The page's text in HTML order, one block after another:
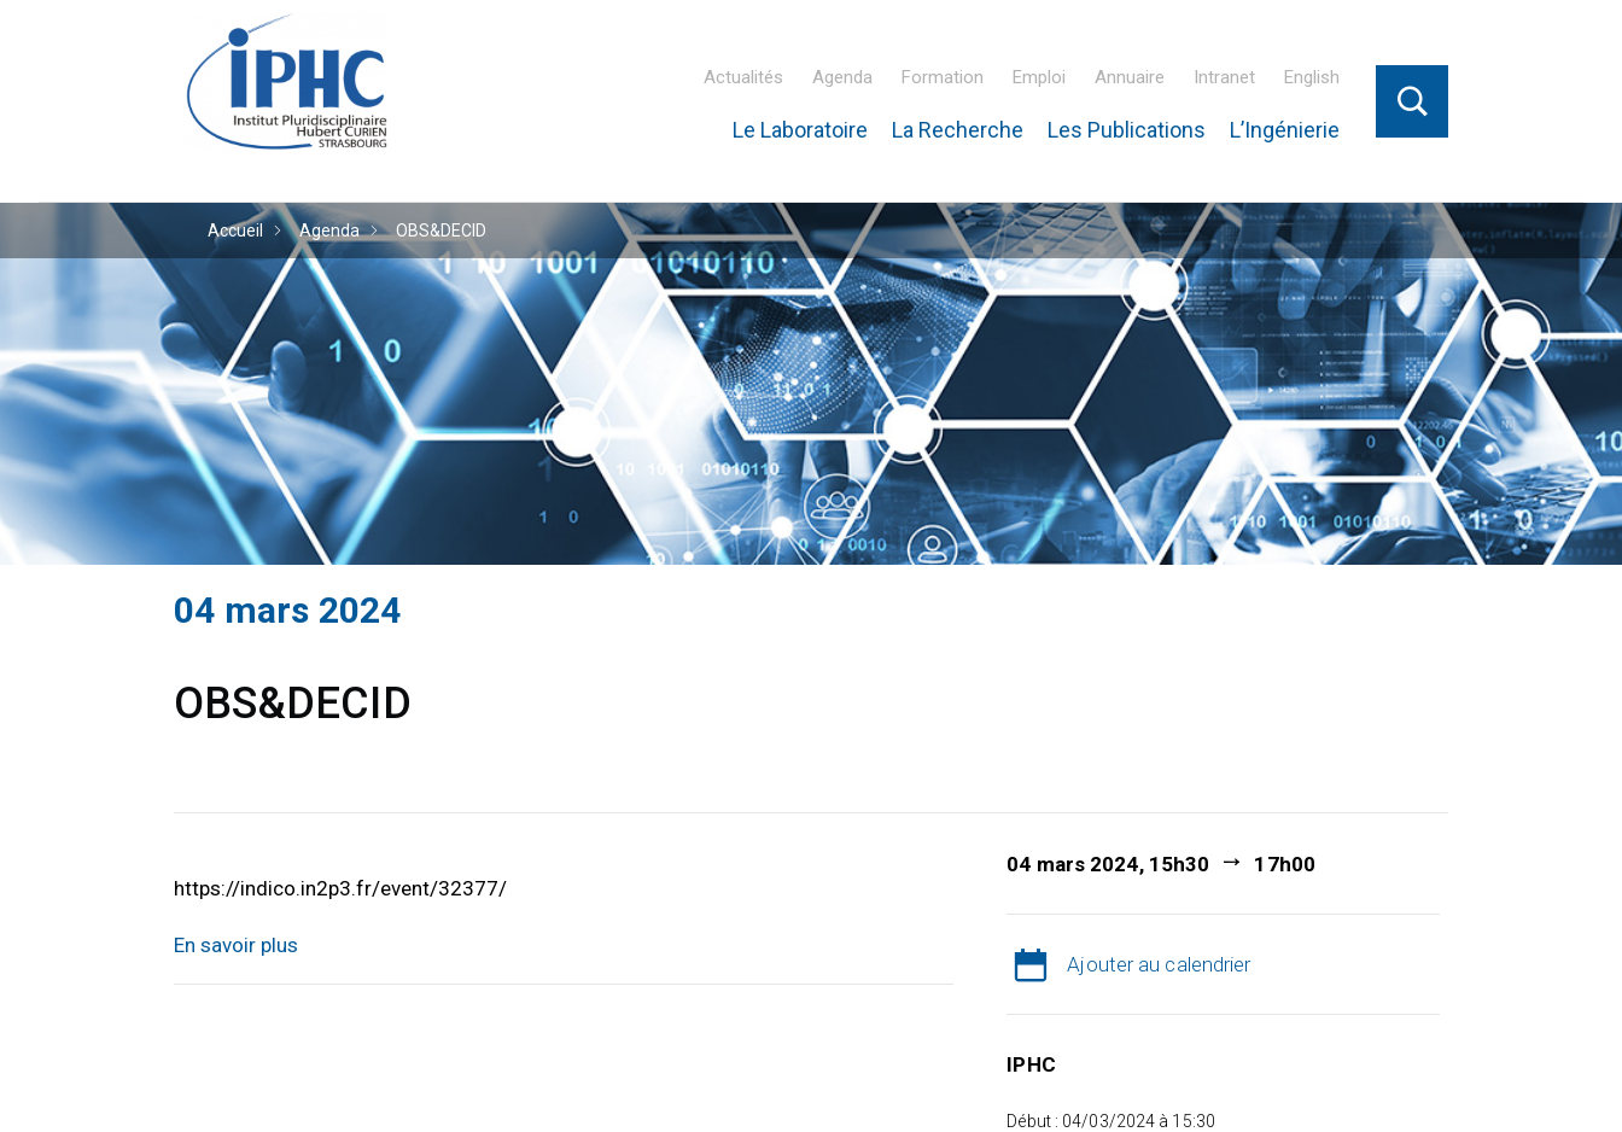
Institut pluridisciplinaire Hubert Curien – IPHC
Actualités Agenda Formation Emploi Annuaire Intranet English
Le Laboratoire La Recherche Les Publications L’Ingénierie
Accueil Agenda OBS&DECID
04 mars 2024
OBS&DECID
https://indico.in2p3.fr/event/32377/
En savoir plus
04 mars 2024, 15h30 17h00
Ajouter au calendrier
IPHC
Début : 04/03/2024 à 15:30